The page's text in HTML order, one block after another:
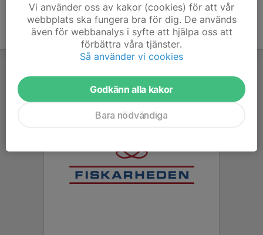
Vi använder oss av kakor (cookies) för att vår
webbplats ska fungera bra för dig. De används
även för webbanalys i syfte att hjälpa oss att
förbättra våra tjänster.
Så använder vi cookies
Godkänn alla kakor
Bara nödvändiga